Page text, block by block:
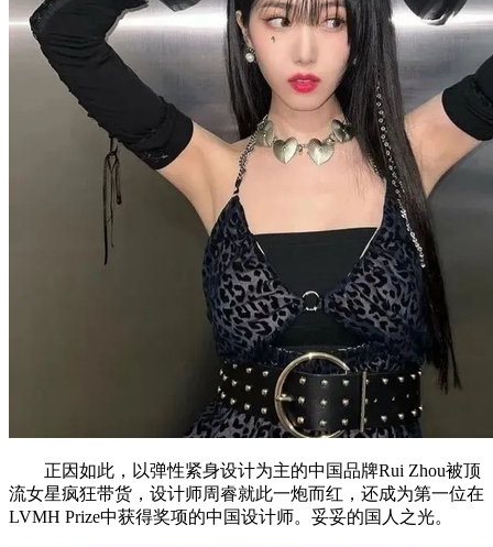
正因如此，以弹性紧身设计为主的中国品牌Rui Zhou被顶
流女星疯狂带货，设计师周睿就此一炮而红，还成为第一位在
LVMH Prize中获得奖项的中国设计师。妥妥的国人之光。